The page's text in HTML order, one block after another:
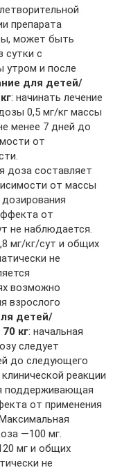
препарата
может быть
сутки с
утром и после
для детей/
: начинать лечение
0,5 мг/кг массы
менее 7 дней до
от
доза составляет
от массы
от
не наблюдается.
мг/кг/сут и общих
не
возможно
взрослого
детей/
кг: начальная
следует
до следующего
реакции
поддерживающая
от применения
—100 мг.
мг и общих
не